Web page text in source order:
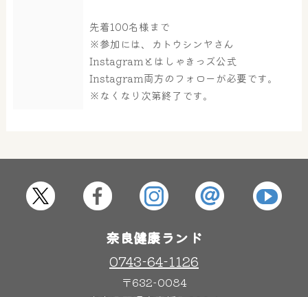
大浴場 サウナ・岩盤浴
はしゃきっズ
先着100名様まで
※参加には、カトウシンヤさん
Instagramとはしゃきっズ公式
Instagram両方のフォローが必要です。
※なくなり次第終了です。
奈良健康ランド
0743-64-1126
〒632-0084